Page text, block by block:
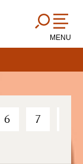
MENU
6 7